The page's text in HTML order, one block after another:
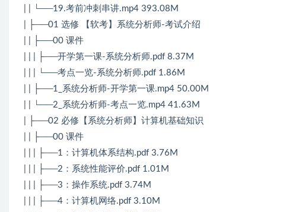
| | └──19.考前冲刺串讲.mp4 393.08M
| ├──01 选修 【软考】系统分析师-考试介绍
| | ├──00 课件
| | | ├──开学第一课-系统分析师.pdf 8.37M
| | | └──考点一览-系统分析师.pdf 1.86M
| | ├──1_系统分析师-开学第一课.mp4 50.00M
| | └──2_系统分析师-考点一览.mp4 41.63M
| ├──02 必修【系统分析师】计算机基础知识
| | ├──00 课件
| | | ├──1：计算机体系结构.pdf 3.76M
| | | ├──2：系统性能评价.pdf 1.01M
| | | ├──3：操作系统.pdf 3.74M
| | | ├──4：计算机网络.pdf 3.10M